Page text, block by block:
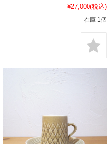
¥27,000(税込)
在庫 1個